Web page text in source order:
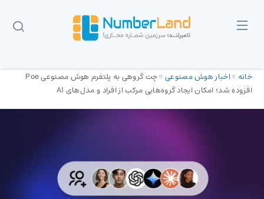
خانه »اخبار هوش مصنوعی»
چت گروهی به پلتفرم هوش مصنوعی Poe
افزوده شد؛ امکان ایجاد گروه‌هایی مرکب از افراد و مدل‌های AI